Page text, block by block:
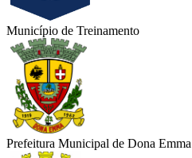
Município de Treinamento
Prefeitura Municipal de Dona Emma